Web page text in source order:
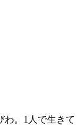
わ。1人で生きて